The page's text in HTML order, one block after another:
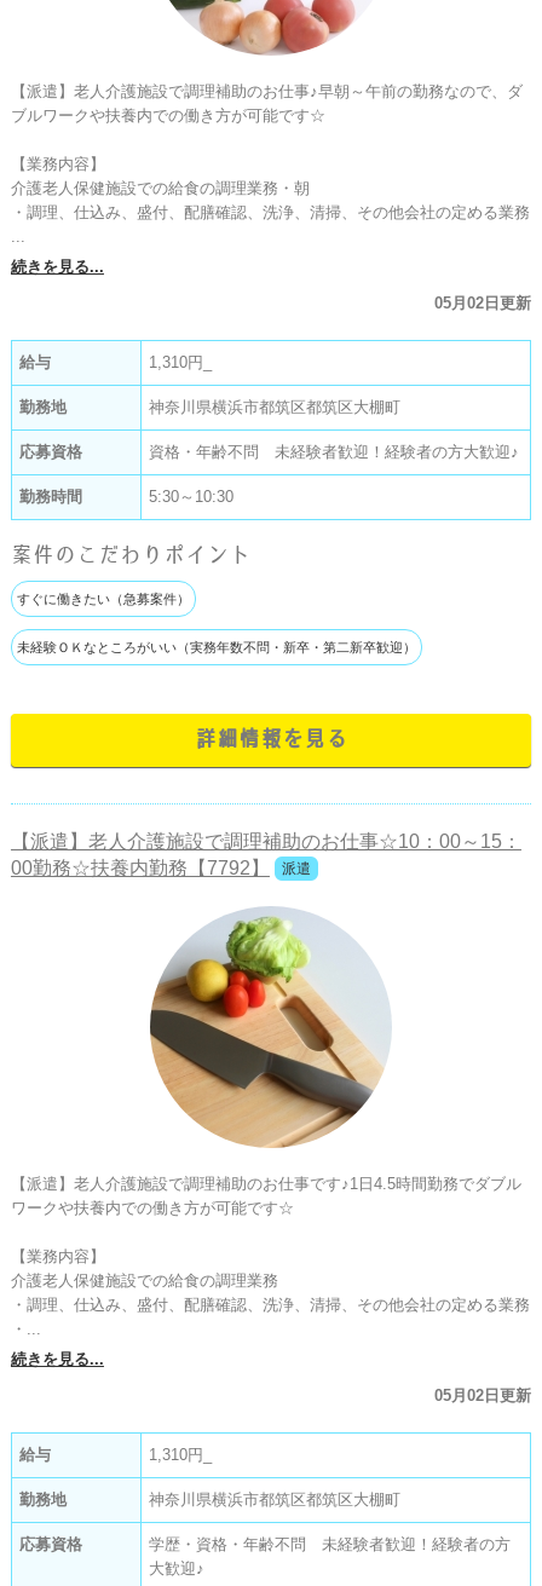
【派遣】老人介護施設で調理補助のお仕事♪早朝～午前の勤務なので、ダ
ブルワークや扶養内での働き方が可能です☆
【業務内容】
介護老人保健施設での給食の調理業務・朝
・調理、仕込み、盛付、配膳確認、洗浄、清掃、その他会社の定める業務
...
続きを見る...
05月02日更新
給与 1,310円_
勤務地 神奈川県横浜市都筑区都筑区大棚町
応募資格 資格・年齢不問 未経験者歓迎！経験者の方大歓迎♪
勤務時間 5:30～10:30
案件のこだわりポイント
すぐに働きたい（急募案件）
未経験ＯＫなところがいい（実務年数不問・新卒・第二新卒歓迎）
詳細情報を見る
【派遣】老人介護施設で調理補助のお仕事☆10：00～15：
00勤務☆扶養内勤務【7792】
派遣
【派遣】老人介護施設で調理補助のお仕事です♪1日4.5時間勤務でダブル
ワークや扶養内での働き方が可能です☆
【業務内容】
介護老人保健施設での給食の調理業務
・調理、仕込み、盛付、配膳確認、洗浄、清掃、その他会社の定める業務
・...
続きを見る...
05月02日更新
給与 1,310円_
勤務地 神奈川県横浜市都筑区都筑区大棚町
応募資格
学歴・資格・年齢不問 未経験者歓迎！経験者の方
大歓迎♪